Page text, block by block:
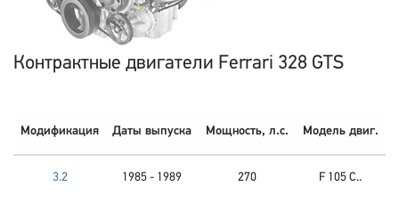
Контрактные двигатели Ferrari 328 GTS
Модификация Даты выпуска Мощность, л.с. Модель двиг.
3.2 1985 - 1989 270 F 105 C..